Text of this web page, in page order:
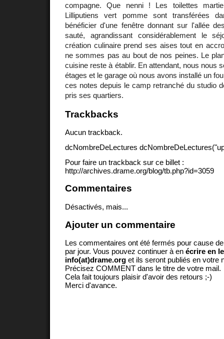
compagne. Que nenni ! Les toilettes
Lilliputiens vert pomme sont transférées
bénéficier d'une fenêtre donnant sur l'allée
sauté, agrandissant considérablement le
création culinaire prend ses aises tout en
ne sommes pas au bout de nos peines. Le
cuisine reste à établir. En attendant, nous nous
étages et le garage où nous avons installé un
ces notes depuis le camp retranché du studio
pris ses quartiers.
Trackbacks
Aucun trackback.
dcNombreDeLectures
Pour faire un trackback sur ce billet :
http://archives.drame.org/blog/tb.php?id=3059
Commentaires
Désactivés, mais...
Ajouter un commentaire
Les commentaires ont été fermés pour cause
par jour. Vous pouvez continuer à en écrire en
info(at)drame.org et ils seront publiés en votre
Précisez COMMENT dans le titre de votre mail.
Cela fait toujours plaisir d'avoir des retours ;-)
Merci d'avance.